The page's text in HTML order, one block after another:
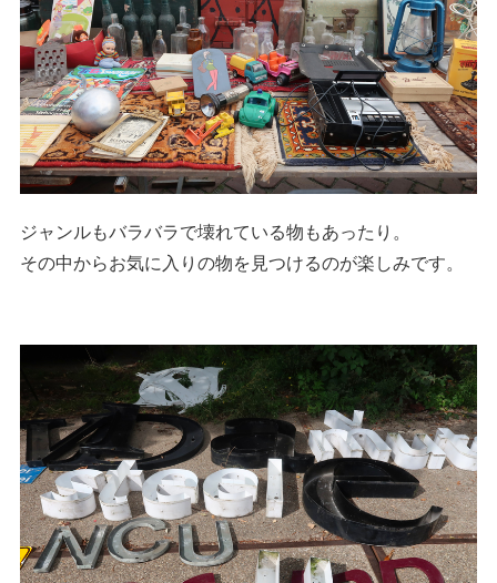
ジャンルもバラバラで壊れている物もあったり。
その中からお気に入りの物を見つけるのが楽しみです。